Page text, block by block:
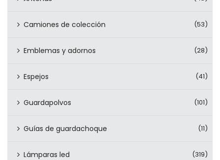
Camiones de colección (53)
Emblemas y adornos (28)
Espejos (41)
Guardapolvos (101)
Guías de guardachoque (11)
Lámparas led (319)